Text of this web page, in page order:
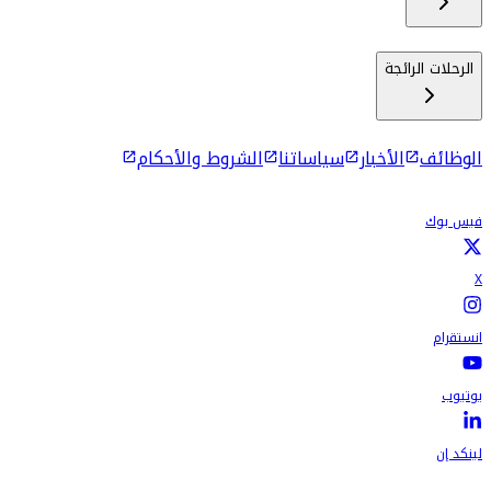
الرحلات الرائجة
الوظائف الأخبار سياساتنا الشروط والأحكام
فيس بوك
X
انستقرام
يوتيوب
لينكد إن